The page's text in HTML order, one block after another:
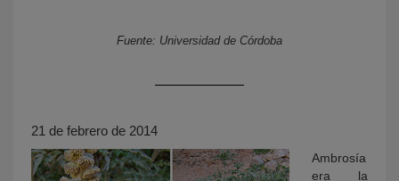
Fuente: Universidad de Córdoba
21 de febrero de 2014
Ambrosía
era la